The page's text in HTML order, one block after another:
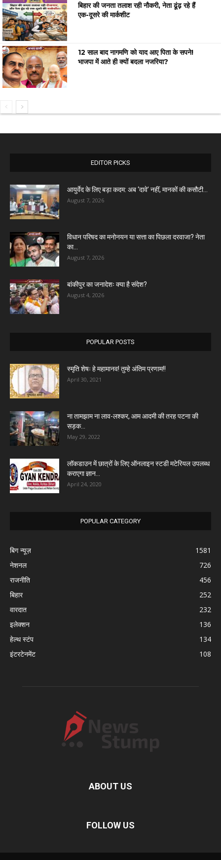
बिहार की जनता तलाश रही नौकरी, नेता ढूंढ़ रहे हैं
एक-दूसरे की मार्कशीट
12 साल बाद नागमणि को याद आए पिता के सपने!
भाजपा में आते ही क्यों बदला नजरिया?
EDITOR PICKS
आयुर्वेद के लिए बड़ा कदम: अब ‘दावे’ नहीं, मानकों की कसौटी...
August 7, 2026
विधान परिषद का मनोनयन या सत्ता का पिछला दरवाजा? नेता
का...
August 7, 2026
बांकीपुर का जनादेशः क्या है संदेश?
August 4, 2026
POPULAR POSTS
स्मृति शेषः हे महामानव! तुम्हे अंतिम प्रणाम!!
April 30, 2021
ना तामझाम ना लाव-लश्कर, आम आदमी की तरह पटना की
सड़क...
May 29, 2022
लॉकडाउन में छात्रों के लिए ऑनलाइन स्टडी मटेरियल उपलब्ध
कराएगा ज्ञान...
April 24, 2020
POPULAR CATEGORY
बिग न्यूज़
1581
नेशनल
726
राजनीति
456
बिहार
252
वारदात
232
इलेक्शन
136
हेल्थ स्टंप
134
इंटरटेनमेंट
108
ABOUT US
FOLLOW US